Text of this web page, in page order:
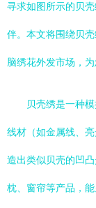
寻求如图所示的贝
伴。本文将围绕贝
脑绣花外发市场，
贝壳绣是一种
线材（如金属线、
造出类似贝壳的凹
枕、窗帘等产品，